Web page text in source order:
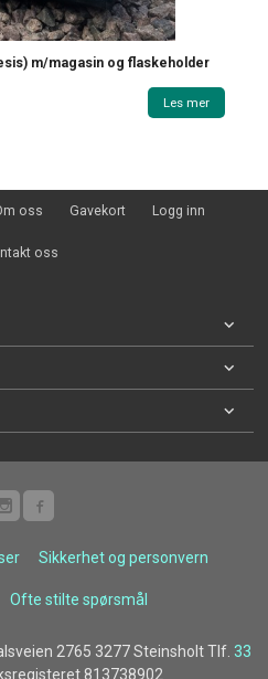
m/magasin og flaskeholder
Les mer
oss Gavekort Logg inn
oss
Sikkerhet og personvern
Ofte stilte spørsmål
2765 3277 Steinsholt Tlf. 33
813738902